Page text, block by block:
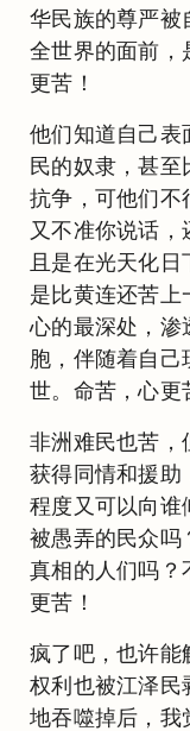
华民族的尊严被
全世界的面前，
更苦！
他们知道自己表
民的奴隶，甚至
抗争，可他们不
又不准你说话
且是在光天化
是比黄连还苦上
心的最深处，渗
胞，伴随着自
世。命苦，心更
非洲难民也苦，
获得同情和援助
程度又可以向谁
被愚弄的民众吗
真相的人们吗？
更苦！
疯了吧，也许能
权利也被江泽民
地吞噬掉后，我